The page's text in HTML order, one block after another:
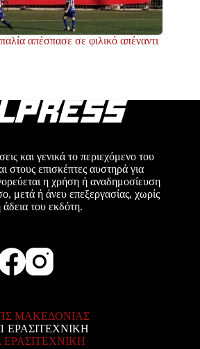
απέσπασε σε φιλικό απέναντι
και γενικά το περιεχόμενο του
στους επισκέπτες αυστηρά για
η χρήση ή αναδημοσίευση
μετά ή άνευ επεξεργασίας, χωρίς
άδεια του εκδότη.
ΜΑΚΕΔΟΝΙΑΣ
ΕΡΑΣΙΤΕΧΝΙΚΗ
ΕΡΑΣΙΤΕΧΝΙΚΗ